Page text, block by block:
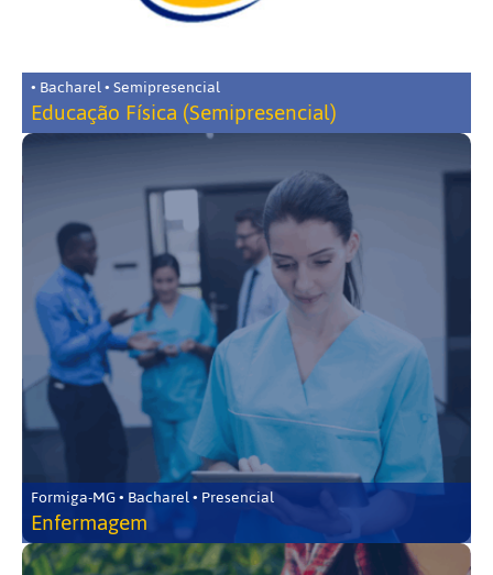
• Bacharel • Semipresencial
Educação Física (Semipresencial)
Formiga-MG • Bacharel • Presencial
Enfermagem